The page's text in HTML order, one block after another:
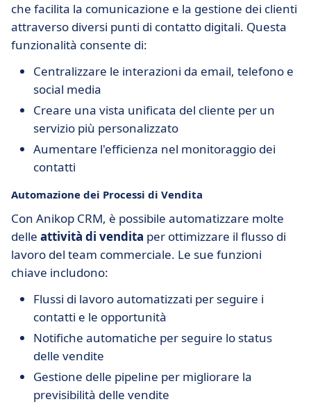
che facilita la comunicazione e la gestione dei clienti
attraverso diversi punti di contatto digitali. Questa
funzionalità consente di:
Centralizzare le interazioni da email, telefono e
social media
Creare una vista unificata del cliente per un
servizio più personalizzato
Aumentare l'efficienza nel monitoraggio dei
contatti
Automazione dei Processi di Vendita
Con Anikop CRM, è possibile automatizzare molte
delle attività di vendita per ottimizzare il flusso di
lavoro del team commerciale. Le sue funzioni
chiave includono:
Flussi di lavoro automatizzati per seguire i
contatti e le opportunità
Notifiche automatiche per seguire lo status
delle vendite
Gestione delle pipeline per migliorare la
previsibilità delle vendite